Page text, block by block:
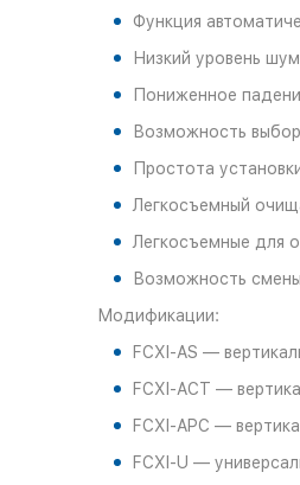
Функция
Низкий уровень
Пониженное
Возможность
Простота
Легкосъемный
Легкосъемные для
Возможность
Модификации:
FCXI-AS —
FCXI-ACT —
FCXI-APC —
FCXI-U —